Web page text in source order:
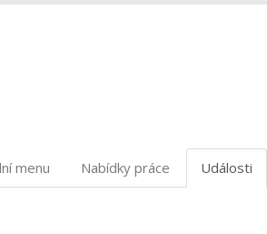
menu Nabídky práce Události